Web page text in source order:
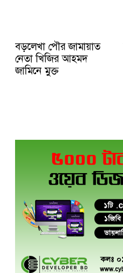
বড়লেখা পৌর জামায়াত
নেতা খিজির আহমদ
জামিনে মুক্ত